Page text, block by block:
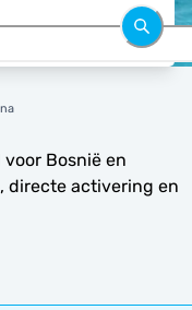
Bosnië en
directe activering en